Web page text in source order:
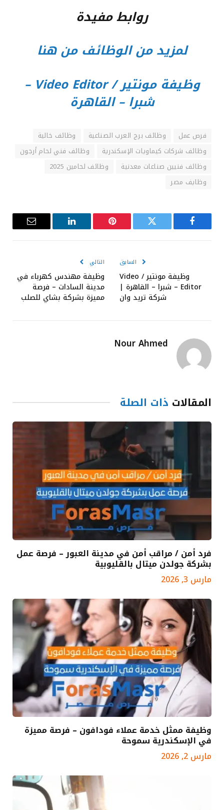
روابط مفيدة
لمزيد من الوظائف من هنا
وظيفة مونتير / Video Editor –
شبرا – القاهرة
فرص عمل وظائف برج العرب الصناعية
وظائف خالية
وظائف شركات كيماويات الإسكندرية
وظائف فني لحام أرجون
وظائف فنيين صناعات معدنية
وظائف لحامين 2025
وظايف مصر
فيسبوك تويتر بينتيريست لينكدإن
البريد
السابق
وظيفة مونتير / Video
Editor – شبرا – القاهرة |
شركة تريد وان
التالي
وظيفة مهندس كهرباء في
مدينة السادات – فرصة
مميزة بشركة بشاي للصلب
Nour Ahmed
المقالات ذات الصلة
فرد أمن / مراقب أمن في مدينة العبور – فرصة عمل
بشركة جولدن ميتال بالقليوبية
مارس 3, 2026
وظيفة ممثل خدمة عملاء فودافون – فرصة مميزة
في الإسكندرية سموحة
مارس 2, 2026